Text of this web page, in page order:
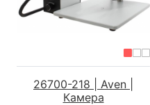
26700-218 | Aven |
Камера